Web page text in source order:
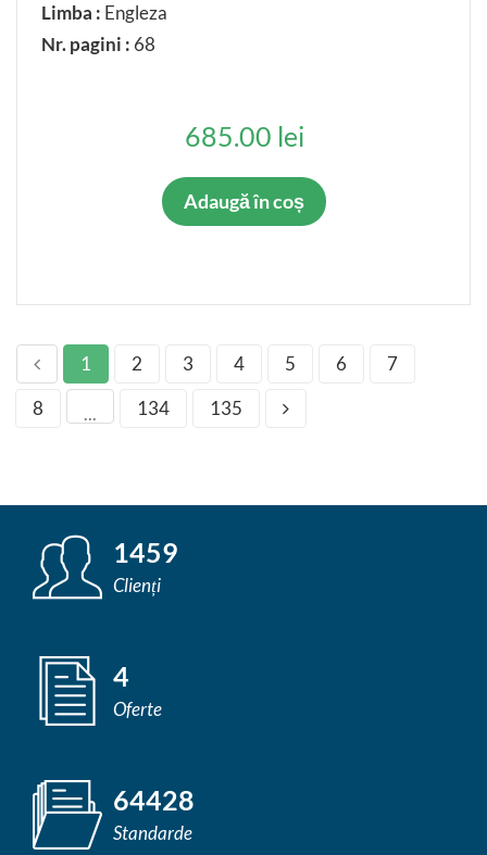
Limba : Engleza
Nr. pagini : 68
685.00 lei
Adaugă în coș
1 2 3 4 5 6
7
8
... 134 135
1459
Clienți
4
Oferte
64428
Standarde